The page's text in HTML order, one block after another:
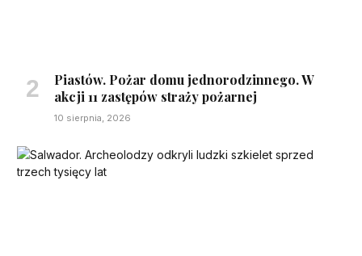
Piastów. Pożar domu jednorodzinnego. W
akcji 11 zastępów straży pożarnej
10 sierpnia, 2026